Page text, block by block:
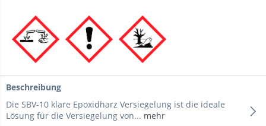
Beschreibung
Die SBV-10 klare Epoxidharz Versiegelung ist die ideale
Lösung für die Versiegelung von... mehr